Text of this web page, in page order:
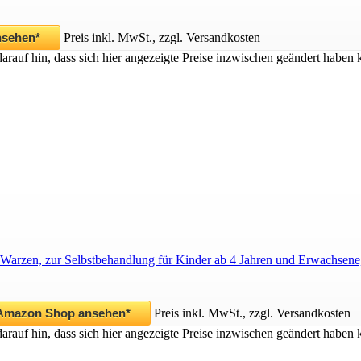
Preis inkl. MwSt., zzgl. Versandkosten
hin, dass sich hier angezeigte Preise inzwischen geändert
zur Selbstbehandlung für Kinder ab 4 Jahren und
Shop ansehen*
Preis inkl. MwSt., zzgl. Versandkosten
hin, dass sich hier angezeigte Preise inzwischen geändert